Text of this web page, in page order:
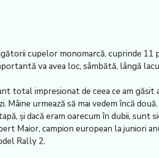
cupelor monomarcă, cuprinde 11
va avea loc, sâmbătă, lângă
total impresionat de ceea ce am găsit
urmează să mai vedem încă
şi dacă eram oarecum în dubii, sunt
Maior, campion european la juniori
Rally 2.